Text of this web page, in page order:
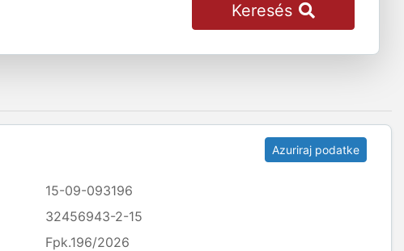
Keresés
Azuriraj podatke
15-09-093196
32456943-2-15
Fpk.196/2026